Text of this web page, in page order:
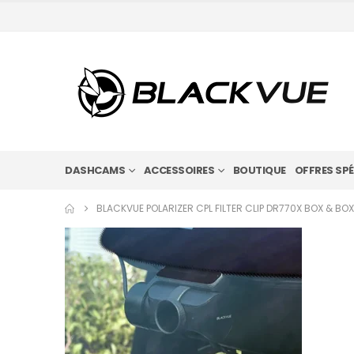
DASHCAMS ACCESSOIRES BOUTIQUE OFFRES
BLACKVUE POLARIZER CPL FILTER CLIP DR770X BOX &